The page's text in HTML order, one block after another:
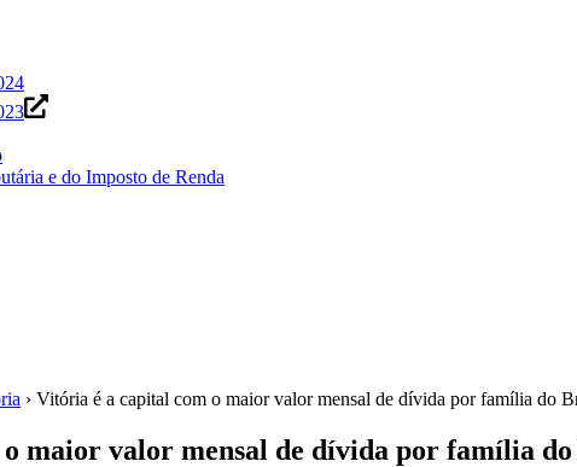
e do Imposto de Renda
› Vitória é a capital com o maior valor mensal de dívida por família do
maior valor mensal de dívida por família